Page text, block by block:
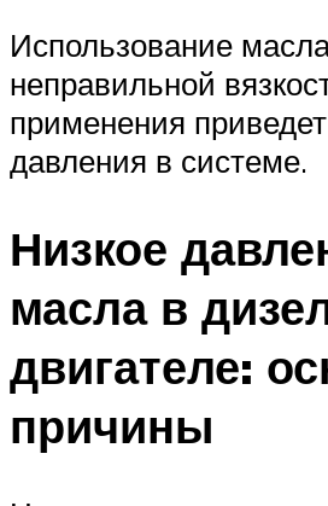
Использование
неправильной
применения
давления в системе.
Низкое
масла в
двигателе:
причины